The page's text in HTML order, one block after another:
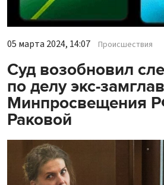
05 марта 2024, 14:07 Происшествия
Суд возобновил
по делу экс-
Минпросвещения
Раковой